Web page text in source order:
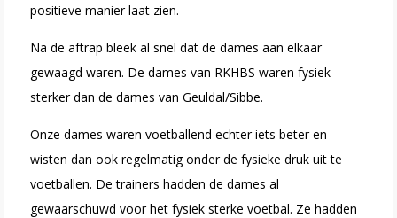
positieve manier laat zien.
Na de aftrap bleek al snel dat de dames aan elkaar
gewaagd waren. De dames van RKHBS waren fysiek
sterker dan de dames van Geuldal/Sibbe.
Onze dames waren voetballend echter iets beter en
wisten dan ook regelmatig onder de fysieke druk uit te
voetballen. De trainers hadden de damesal
gewaarschuwd voor het fysiek sterke voetbal. Ze hadden